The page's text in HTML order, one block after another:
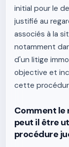
initial pour le
justifié au
associés à la
notamment
d'un litige
objective et
cette
Comment le
peut il être
procédure